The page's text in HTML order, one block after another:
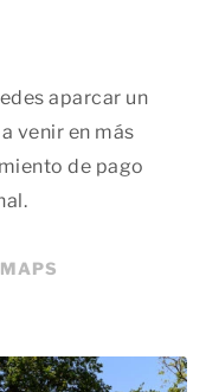
aparcar un
venir en más
de pago